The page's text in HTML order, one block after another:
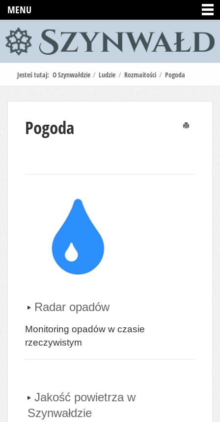
MENU
Jesteś tutaj: O Szynwałdzie / Ludzie / Rozmaitości / Pogoda
Pogoda
Radar opadów
Monitoring opadów w czasie
rzeczywistym
Jakość powietrza w
Szynwałdzie